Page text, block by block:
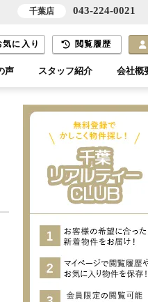
気に入り 閲覧履歴
声 スタッフ紹介 会社概
千葉店 043-224-0021